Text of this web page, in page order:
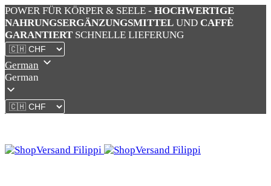
POWER FÜR KÖRPER & SEELE - HOCHWERTIGE
NAHRUNGSERGÄNZUNGSMITTEL UND CAFFÈ
GARANTIERT SCHNELLE LIEFERUNG
German
German